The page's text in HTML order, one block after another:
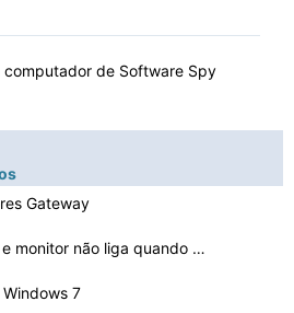
computador de Software Spy
Gateway
Por que o mouse, teclado e monitor não liga quando o c…
7